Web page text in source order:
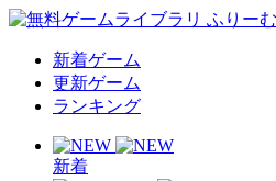
新着ゲーム
更新ゲーム
ランキング
新着